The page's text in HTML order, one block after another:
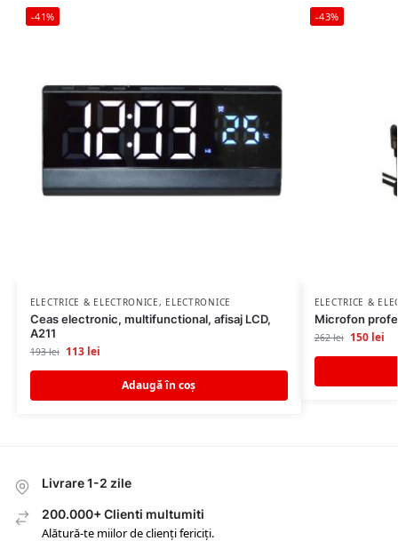
-41%
ELECTRICE & ELECTRONICE, ELECTRONICE
Ceas electronic, multifunctional, afisaj LCD,
A211
193lei 113 lei
Adaugă în coș
-43%
ELECTRICE &
Microfon
262lei 150 lei
Livrare 1-2 zile
200.000+ Clienti multumiti
Alătură-te miilor de clienți fericiți.